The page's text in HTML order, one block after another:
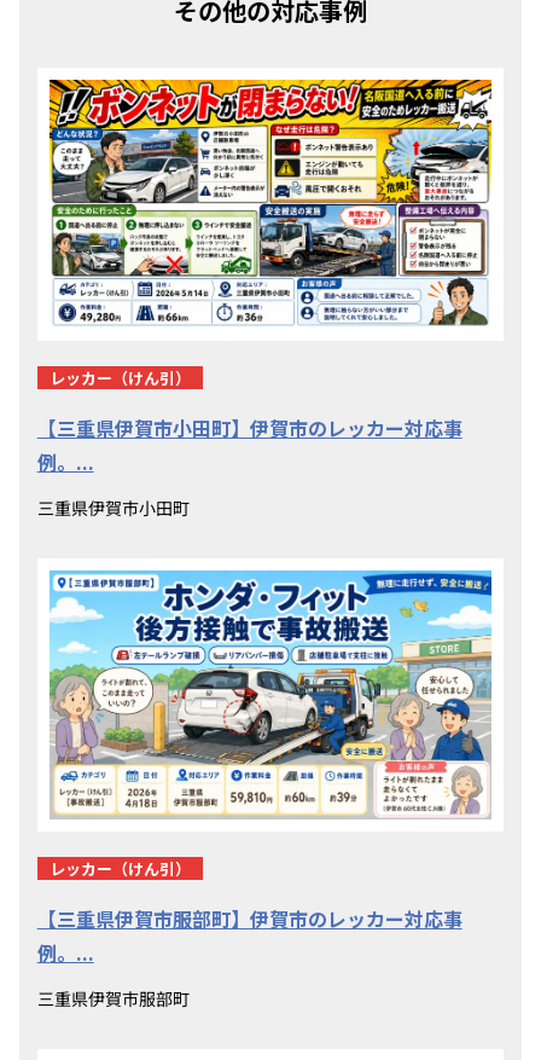
その他の対応事例
レッカー（けん引）
【三重県伊賀市小田町】伊賀市のレッカー対応事
例。...
三重県伊賀市小田町
レッカー（けん引）
【三重県伊賀市服部町】伊賀市のレッカー対応事
例。...
三重県伊賀市服部町